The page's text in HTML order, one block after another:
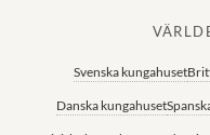
Svenska kungahuset
Danska kungahuset